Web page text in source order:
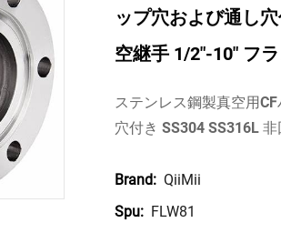
ップ穴および通し
空継手 1/2"-10" フ
ステンレス鋼製真空用
穴付き SS304 SS316L
Brand: QiiMii
Spu: FLW81